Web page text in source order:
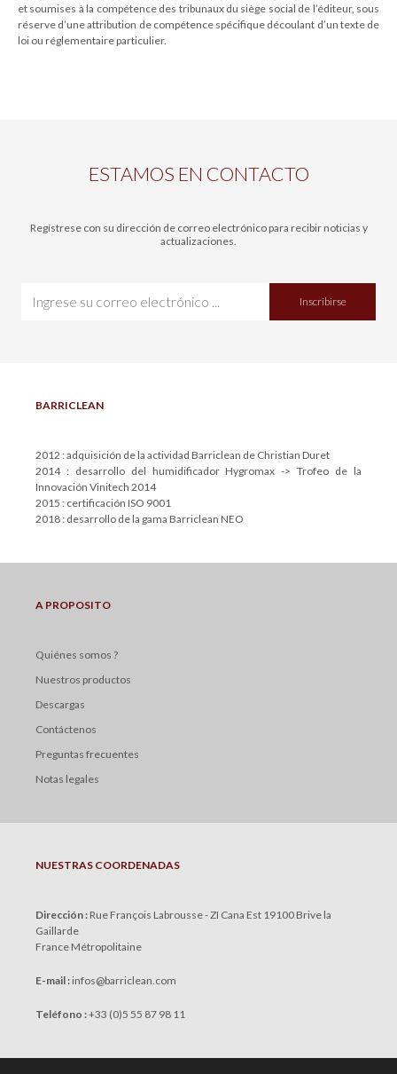
et soumises à la compétence des tribunaux du siège social de l’éditeur, sous
réserve d’une attribution de compétence spécifique découlant d’un texte de
loi ou réglementaire particulier.
ESTAMOS EN CONTACTO
Regístrese con su dirección de correo electrónico para recibir noticias y
actualizaciones.
Inscribirse
BARRICLEAN
2012 : adquisición de la actividad Barriclean de Christian Duret
2014 : desarrollo del humidificador Hygromax -> Trofeo de la
Innovación Vinitech 2014
2015 : certificación ISO 9001
2018 : desarrollo de la gama Barriclean NEO
A PROPOSITO
Quiénes somos ?
Nuestros productos
Descargas
Contáctenos
Preguntas frecuentes
Notas legales
NUESTRAS COORDENADAS
Dirección : Rue François Labrousse - ZI Cana Est 19100 Brive la
Gaillarde
France Métropolitaine
E-mail : infos@barriclean.com
Teléfono :+33 (0)5 55 87 98 11